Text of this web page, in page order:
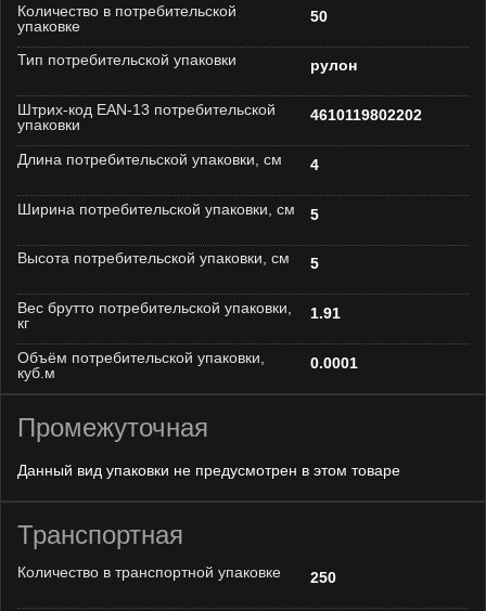
Количество в потребительской
упаковке
50
Тип потребительской упаковки рулон
Штрих-код EAN-13 потребительской
упаковки
4610119802202
Длина потребительской упаковки, см 4
Ширина потребительской упаковки, см 5
Высота потребительской упаковки, см 5
Вес брутто потребительской упаковки,
кг
1.91
Объём потребительской упаковки,
куб.м
0.0001
Промежуточная
Данный вид упаковки не предусмотрен в этом товаре
Транспортная
Количество в транспортной упаковке 250